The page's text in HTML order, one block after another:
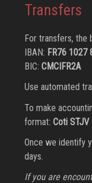
Transfers
For transfers, the
IBAN: FR76
BIC: CMCIFR2A
Use automated
To make
format: Coti
Once we identify
days.
If you are